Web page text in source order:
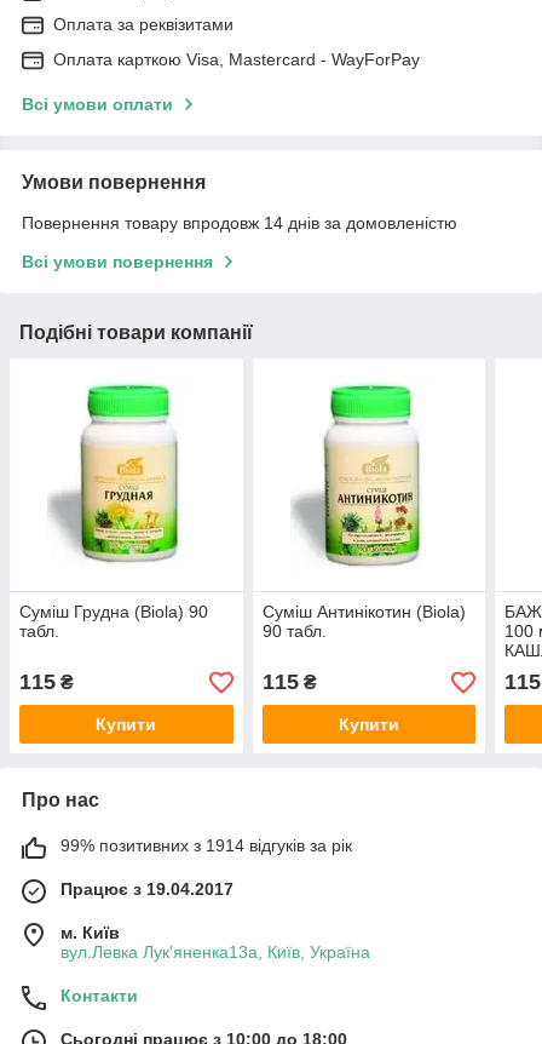
Оплата за реквізитами
Оплата карткою Visa, Mastercard - WayForPay
Всі умови оплати
Умови повернення
Повернення товару впродовж 14 днів за домовленістю
Всі умови повернення
Подібні товари компанії
Суміш Грудна (Biola) 90
табл.
115 ₴
Купити
Суміш Антинікотин (Biola)
90 табл.
115₴
Купити
БАЖ
100
115
Про нас
99% позитивних з 1914 відгуків за рік
Працює з 19.04.2017
м. Київ
вул.Левка Лук'яненка13а, Київ, Україна
Контакти
Сьогодні працює з 10:00 до 18:00